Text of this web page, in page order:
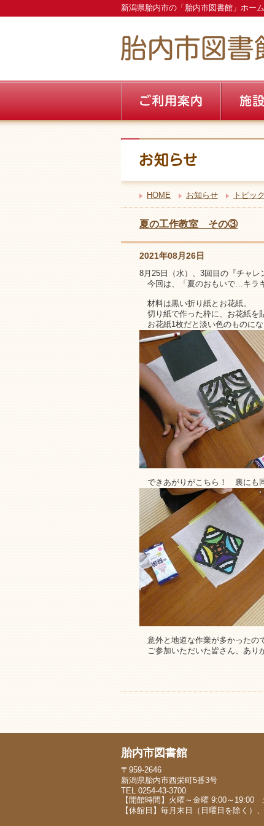
新潟県胎内市の「胎内市図書館」ホー
HOME お知らせ トピッ
夏の工作教室 その③
2021年08月26日
8月25日（水）、3回目の『チャレ
今回は、「夏のおもいで…キラ
材料は黒い折り紙とお花紙。
切り紙で作った枠に、お花紙を
お花紙1枚だと淡い色のものにな
できあがりがこちら！ 裏にも同
意外と地道な作業が多かったの
ご参加いただいた皆さん、あり
胎内市図書館
〒959-2646
新潟県胎内市西栄町5番3号
TEL 0254-43-3700
【開館時間】火曜～金曜 9:00～19:00
【休館日】毎月末日（日曜日を除く）